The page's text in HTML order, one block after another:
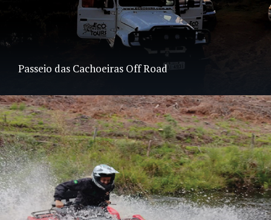
Passeio das Cachoeiras Off Road